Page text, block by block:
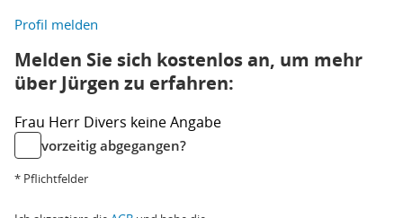
Profil melden
Melden Sie sich kostenlos an, um mehr
über Jürgen zu erfahren:
Frau Herr Divers keine Angabe
vorzeitig abgegangen?
* Pflichtfelder